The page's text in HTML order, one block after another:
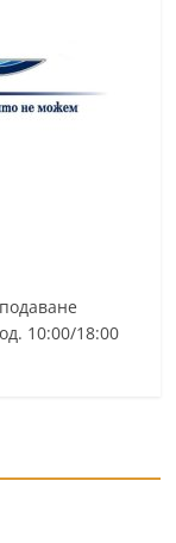
10:00/18:00